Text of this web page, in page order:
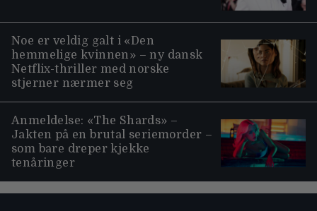
Noe er veldig galt i «Den
hemmelige kvinnen» – ny dansk
Netflix-thriller med norske
stjerner nærmer seg
Anmeldelse: «The Shards» –
Jakten på en brutal seriemorder –
som bare dreper kjekke
tenåringer